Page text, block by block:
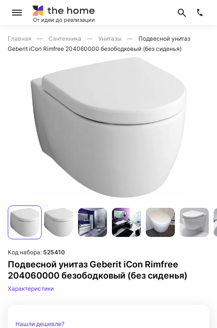
От идеи до реализации
Главная Сантехника Унитазы
Подвесной унитаз
Geberit iCon Rimfree 204060000 безободковый (без сиденья)
Подвесной унитаз Geberit iCon Rimfree
204060000 безободковый (без сиденья)
Код набора: 525410
Характеристики
Нашли дешевле?